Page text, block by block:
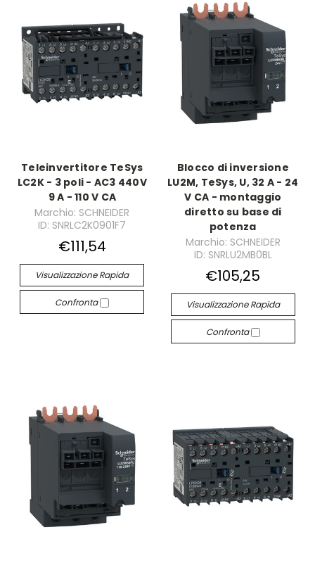
Teleinvertitore TeSys
LC2K - 3 poli - AC3 440V
9 A - 110 V CA
Marchio: SCHNEIDER
ID: SNRLC2K0901F7
€111,54
Visualizzazione Rapida
Confronta
Blocco di inversione
LU2M, TeSys, U, 32 A - 24
V CA - montaggio
diretto su base di
potenza
Marchio: SCHNEIDER
ID: SNRLU2MB0BL
€105,25
Visualizzazione Rapida
Confronta